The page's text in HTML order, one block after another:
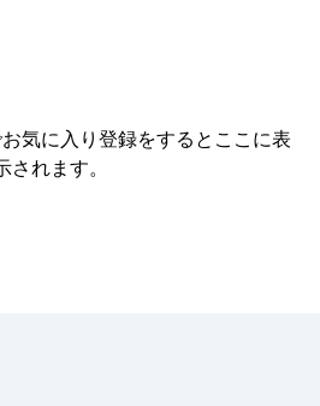
気に入り登録をすると ここに表
されます。